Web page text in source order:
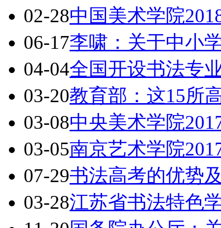
02-28中国美术学院
06-17李啸：关于中小
04-04全国开设书法专
03-20教育部：这15所
03-08中央美术学院
03-05南京艺术学院
07-29书法高考的优势
03-28江苏省书法特